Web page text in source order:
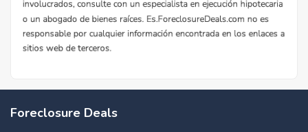
Foreclosure Deals